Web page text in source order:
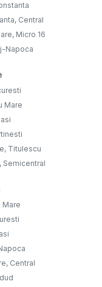
Central
Micro 16
Napoca
Mare
Titulescu
Semicentral
Mare
Central